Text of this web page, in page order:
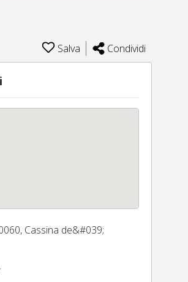
Salva Condividi
Cassina de&#039;